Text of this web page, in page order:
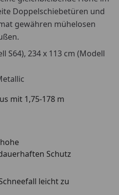
Doppelschiebetüren und
gewähren mühelosen
S64), 234 x 113 cm (Modell
mit 1,75-178 m
Schutz
leicht zu